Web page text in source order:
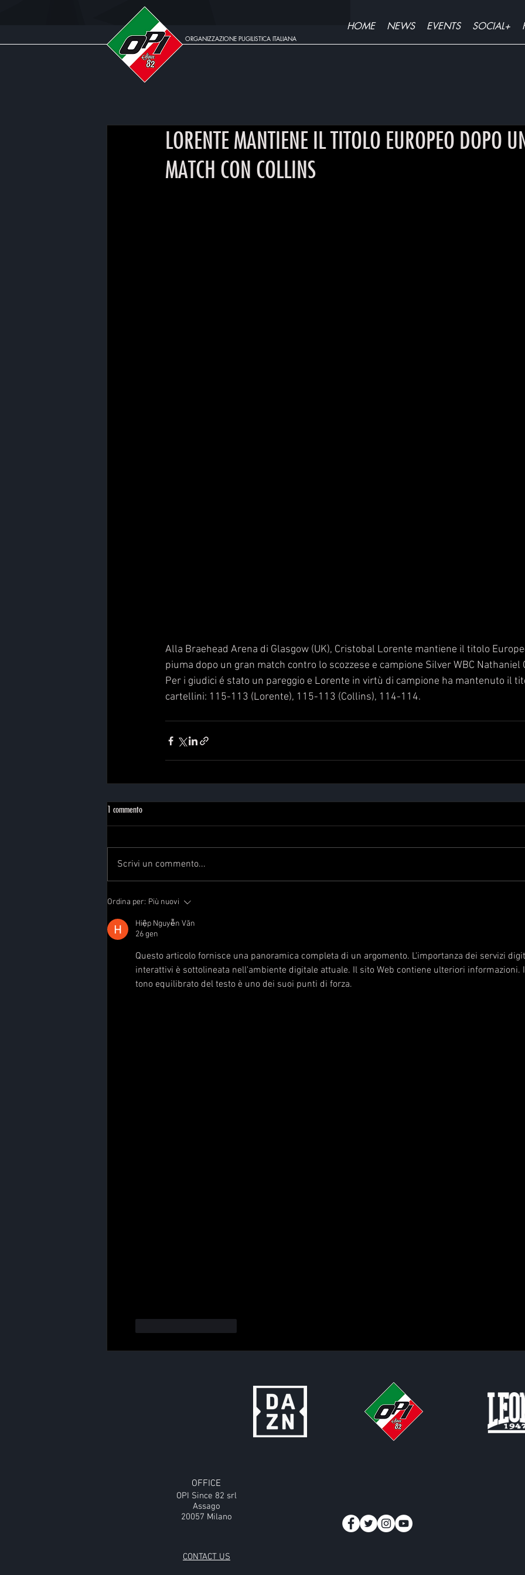
HOME NEWS EVENTS SOCIAL+
ORGANIZZAZIONE PUGILISTICA ITALIANA
LORENTE MANTIENE IL TITOLO EUROPEO DOPO
MATCH CON COLLINS
Alla Braehead Arena di Glasgow (UK), Cristobal Lorente mantiene il titolo
piuma dopo un gran match contro lo scozzese e campione Silver WBC Nathaniel
Per i giudici é stato un pareggio e Lorente in virtù di campione ha mantenuto il
cartellini: 115-113 (Lorente), 115-113 (Collins), 114-114.
1 commento
Scrivi un commento...
Ordina per: Più nuovi
Hiệp Nguyễn Văn
26 gen
Questo articolo fornisce una panoramica completa di un argomento. L'importanza dei servizi
interattivi è sottolineata nell'ambiente digitale attuale. Il sito Web contiene ulteriori informazioni.
tono equilibrato del testo è uno dei suoi punti di forza.
OFFICE
OPI Since 82 srl
Assago
20057 Milano
CONTACT US